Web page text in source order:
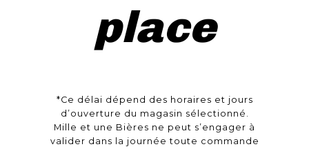
place
*Ce délai dépend des horaires et jours
d’ouverture du magasin sélectionné.
Mille et une Bières ne peut s’engager à
valider dans la journée toute commande